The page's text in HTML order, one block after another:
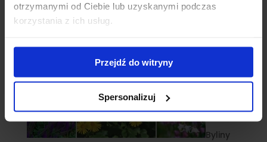
otrzymanymi od Ciebie lub uzyskanymi podczas
korzystania z ich usług.
Przejdź do witryny
Spersonalizuj
Byliny